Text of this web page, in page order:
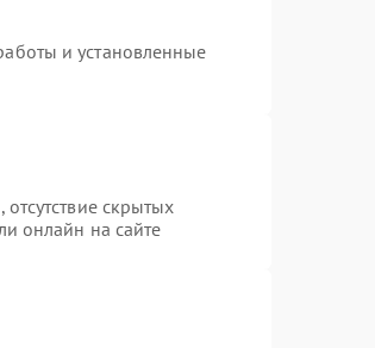
и установленные
скрытых
онлайн на сайте